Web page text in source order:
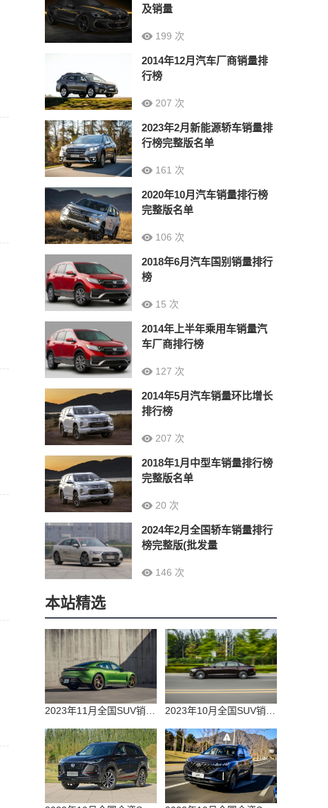
及销量
199 次
2014年12月汽车厂商销量排
行榜
207 次
2023年2月新能源轿车销量排
行榜完整版名单
161 次
2020年10月汽车销量排行榜
完整版名单
106 次
2018年6月汽车国别销量排行
榜
15 次
2014年上半年乘用车销量汽
车厂商排行榜
127 次
2014年5月汽车销量环比增长
排行榜
207 次
2018年1月中型车销量排行榜
完整版名单
20 次
2024年2月全国轿车销量排行
榜完整版(批发量
146 次
本站精选